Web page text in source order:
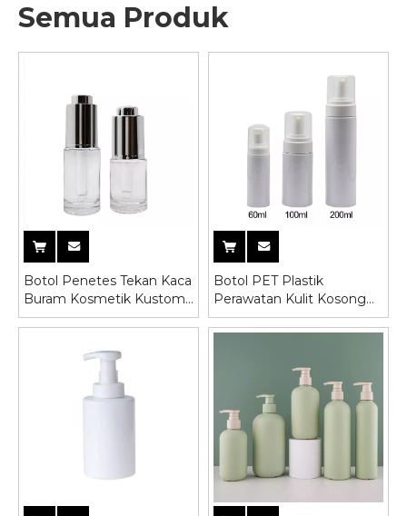
Semua Produk
Botol Penetes Tekan Kaca
Buram Kosmetik Kustom
Untuk Minyak Esensial
Botol PET Plastik
Perawatan Kulit Kosong
dengan Pompa Busa